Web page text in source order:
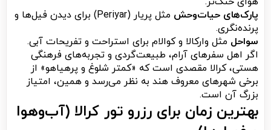
پارک‌های حیات‌وحش
مثل پریار (Periyar) برای دیدن فیل‌ها و
پرنده‌نگری.
سواحل مثل وارکالا و کوالام برای استراحت و تفریحات آبی.
اگر اهل سفرهای آرام، طبیعت‌گردی و تجربه‌های فرهنگی
هستی، کرالا مقصدی است که «کمتر شلوغ و پرهیاهو» از
برخی شهرهای معروف هند به نظر می‌رسد و همین، امتیاز
بزرگ آن است.
بهترین زمان برای رزرو تور کرالا (آب‌وهوا